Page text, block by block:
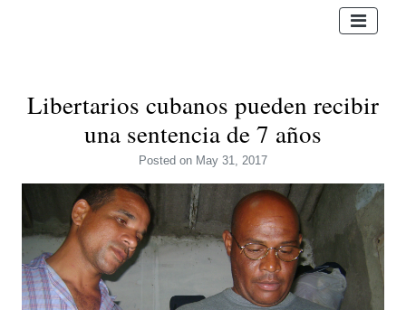
Libertarios cubanos pueden recibir
una sentencia de 7 años
Posted on May 31, 2017